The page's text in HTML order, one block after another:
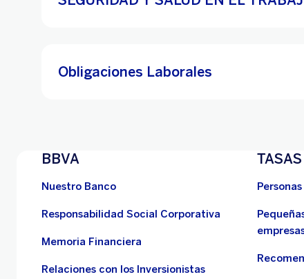
Obligaciones Laborales
BBVA
Nuestro Banco
Responsabilidad Social Corporativa
Memoria Financiera
Relaciones con los Inversionistas
TASAS